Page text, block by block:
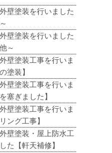
壁塗装を行いました
壁塗装を行いました
～
壁塗装工事を行いま
塗装】
壁塗装工事を行いま
塞ぎました】
壁塗装工事を行いま
ング工事】
壁塗装・屋上防水工
た【軒天補修】